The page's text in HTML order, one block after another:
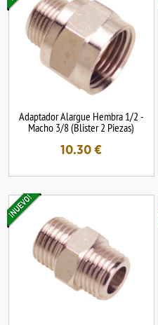
Adaptador Alargue Hembra 1/2 -
Macho 3/8 (Blister 2 Piezas)
10.30 €